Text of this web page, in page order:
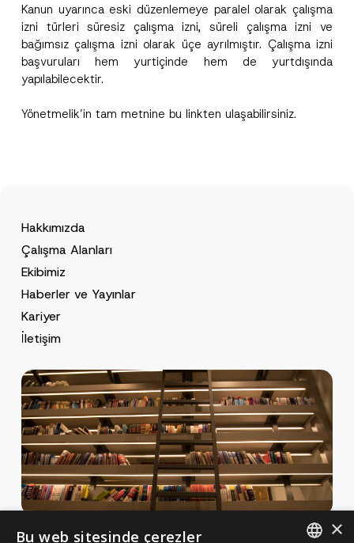
Kanun uyarınca eski düzenlemeye paralel olarak çalışma
izni türleri süresiz çalışma izni, süreli çalışma izni ve
bağımsız çalışma izni olarak üçe ayrılmıştır. Çalışma izni
başvuruları hem yurtiçinde hem de yurtdışında
yapılabilecektir.
Yönetmelik’in tam metnine bu linkten ulaşabilirsiniz.
Hakkımızda
Çalışma Alanları
Ekibimiz
Haberler ve Yayınlar
Kariyer
İletişim
×
Bu web sitesinde çerezler